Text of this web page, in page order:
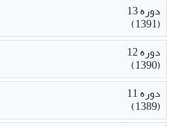
دوره 13
(1391)
دوره 12
(1390)
دوره 11
(1389)